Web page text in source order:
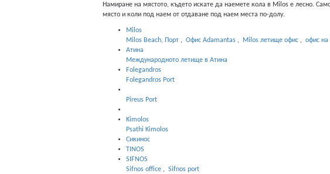
Намиране на мястото, където искате да наемете кола в Milos е лесно.
място и коли под наем от отдаване под наем места по-долу.
Milos
Milos Beach, Порт , Офис Adamantas , Milos летище офис , офис
Атина
Международното летище в Атина
Folegandros
Folegandros Port
Pireus Port
Kimolos
Psathi Kimolos
Сикинос
TINOS
SIFNOS
Sifnos office , Sifnos port